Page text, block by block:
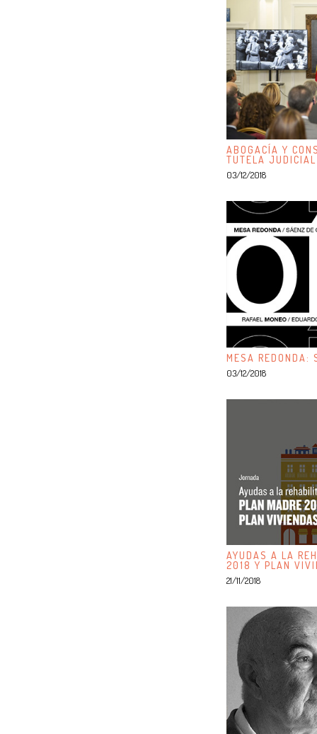
ABOGACÍA Y
TUTELA
03/12/2018
MESA
03/12/2018
AYUDAS A LA
2018 Y PLAN
21/11/2018